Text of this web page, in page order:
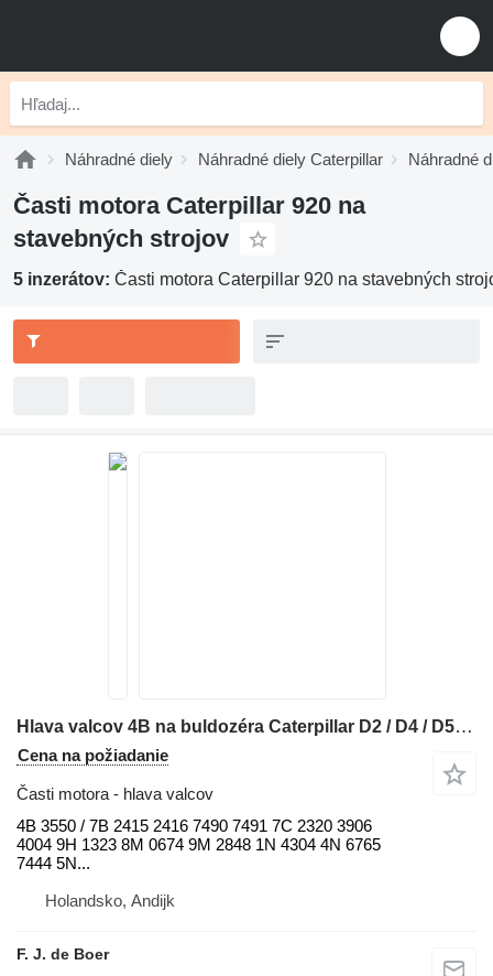
Náhradné diely Náhradné diely Caterpillar Náhradné
Časti motora Caterpillar 920 na
stavebných strojov
5 inzerátov: Časti motora Caterpillar 920 na stavebných
Hlava valcov 4B na buldozéra Caterpillar D2 / D4 / D5 / D6 / D7 / D8 / 920 / 926 / 928 / 930 / 950 / 966 / 972 / 14M / 16M / 18M / 325 / 345 / 349
Cena na požiadanie
Časti motora - hlava valcov
4B 3550 / 7B 2415 2416 7490 7491 7C 2320 3906
4004 9H 1323 8M 0674 9M 2848 1N 4304 4N 6765
7444 5N...
Holandsko, Andijk
F. J. de Boer